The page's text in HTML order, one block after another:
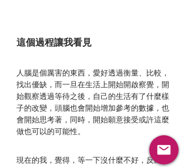
這個過程讓我看見
人腦是個厲害的東西，愛好透過衡量、比較，
找出優缺，而一旦在生活上開始開啟察覺，開
始觀察透過等待之後，自己的生活有了什麼樣
子的改變，頭腦也會開始增加參考的數據，也
會開始思考著，同時，開始願意接受或許這麼
做也可以的可能性。
現在的我，覺得，等一下沒什麼不好，反而好